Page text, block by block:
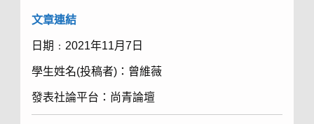
文章連結
日期﹕2021年11月7日
學生姓名(投稿者)：曾維薇
發表社論平台：尚青論壇